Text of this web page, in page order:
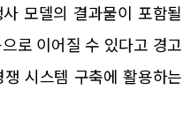
모델의 결과물이 포함될
로 이어질 수 있다고 경고
시스템 구축에 활용하는